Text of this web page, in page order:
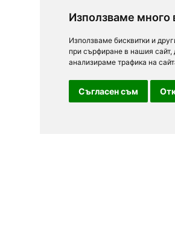
Използваме много
Използваме бисквитки и
при сърфиране в нашия
анализираме трафика на
Съгласен съм